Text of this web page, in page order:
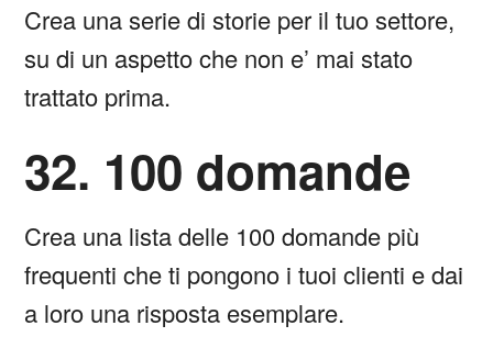
Crea una serie di storie per il tuo settore,
su di un aspetto che non e’ mai stato
trattato prima.
32. 100 domande
Crea una lista delle 100 domande più
frequenti che ti pongono i tuoi clienti e dai
a loro una risposta esemplare.